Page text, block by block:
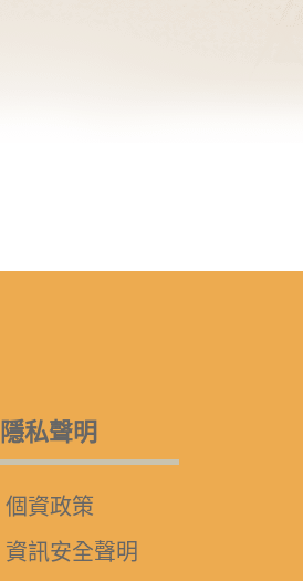
隱私聲明
個資政策
資訊安全聲明